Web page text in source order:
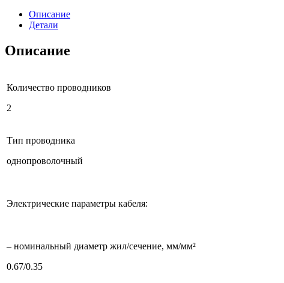
Описание
Детали
Описание
Количество проводников
2
Тип проводника
однопроволочный
Электрические параметры кабеля:
– номинальный диаметр жил/сечение, мм/мм²
0.67/0.35